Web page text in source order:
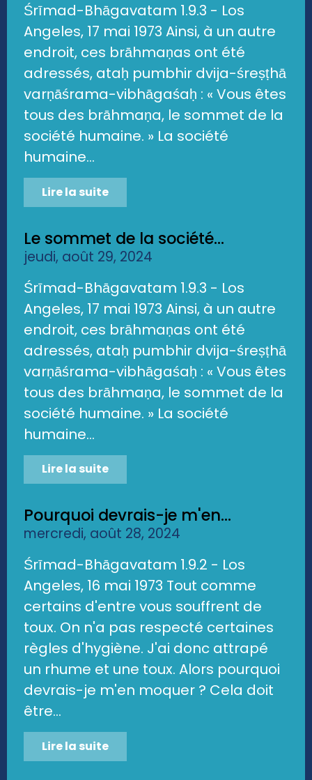
Śrīmad-Bhāgavatam 1.9.3 - Los
Angeles, 17 mai 1973 Ainsi, à un autre
endroit, ces brāhmaṇas ont été
adressés, ataḥ pumbhir dvija-śreṣṭhā
varṇāśrama-vibhāgaśaḥ : « Vous êtes
tous des brāhmaṇa, le sommet de la
société humaine. » La société
humaine...
Lire la suite
Le sommet de la société...
jeudi, août 29, 2024
Śrīmad-Bhāgavatam 1.9.3 - Los
Angeles, 17 mai 1973 Ainsi, à un autre
endroit, ces brāhmaṇas ont été
adressés, ataḥ pumbhir dvija-śreṣṭhā
varṇāśrama-vibhāgaśaḥ : « Vous êtes
tous des brāhmaṇa, le sommet de la
société humaine. » La société
humaine...
Lire la suite
Pourquoi devrais-je m'en...
mercredi, août 28, 2024
Śrīmad-Bhāgavatam 1.9.2 - Los
Angeles, 16 mai 1973 Tout comme
certains d'entre vous souffrent de
toux. On n'a pas respecté certaines
règles d'hygiène. J'ai donc attrapé
un rhume et une toux. Alors pourquoi
devrais-je m'en moquer ? Cela doit
être...
Lire la suite